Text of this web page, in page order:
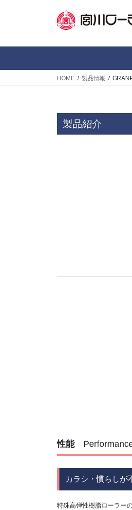
HOME 製品情報
製品紹介
性能
カラシ・慣らしが
特殊高弾性樹脂ローラー